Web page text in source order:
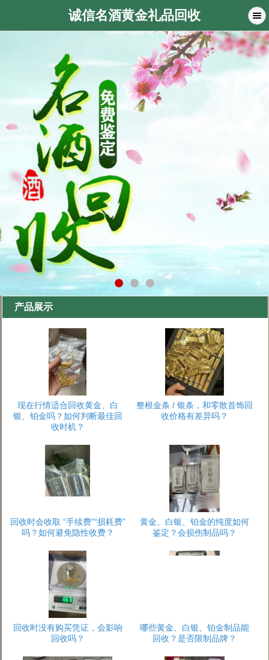
诚信名酒黄金礼品回收
产品展示
现在行情适合回收黄金、白
银、铂金吗？如何判断最佳回
收时机？
整根金条 / 银条，和零散首饰回
收价格有差异吗？
回收时会收取 “手续费”“损耗费”
吗？如何避免隐性收费？
黄金、白银、铂金的纯度如何
鉴定？会损伤制品吗？
回收时没有购买凭证，会影响
回收吗？
哪些黄金、白银、铂金制品能
回收？是否限制品牌？